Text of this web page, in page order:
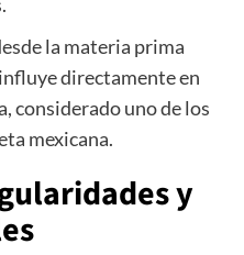
la materia prima
directamente en
considerado uno de los
mexicana.
y